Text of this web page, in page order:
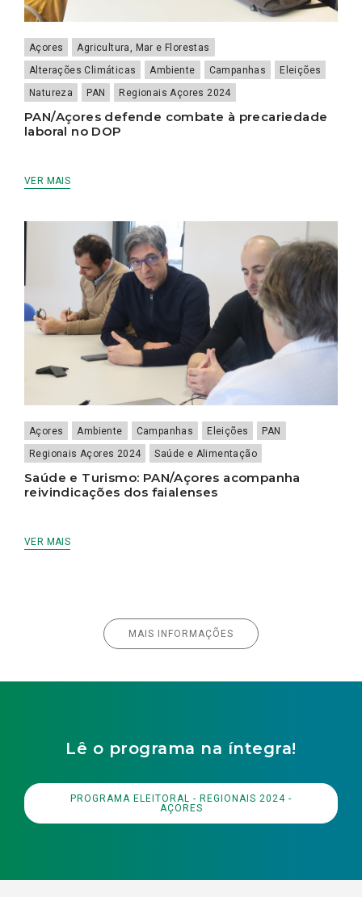
Açores
Agricultura, Mar e Florestas
Alterações Climáticas
Ambiente Campanhas
Eleições
Natureza
PAN Regionais Açores 2024
PAN/Açores defende combate à precariedade
laboral no DOP
VER MAIS
Açores Ambiente Campanhas Eleições
PAN
Regionais Açores 2024
Saúde e Alimentação
Saúde e Turismo: PAN/Açores acompanha
reivindicações dos faialenses
VER MAIS
MAIS INFORMAÇÕES
Lê o programa na íntegra!
PROGRAMA ELEITORAL - REGIONAIS 2024 -
AÇORES